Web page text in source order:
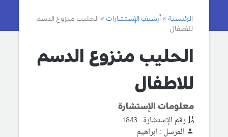
الرئيسية أرشيف الإستشارات
الحليب منزوع الدسم
للاطفال
الحليب منزوع الدسم
للاطفال
معلومات الإستشارة
رقم الإستشارة : 1843
المرسل : ابراهيم